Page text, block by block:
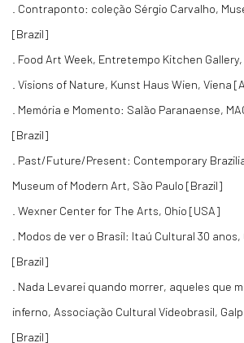
. Contraponto: coleção Sérgio Carvalho,
[Brazil]
. Food Art Week, Entretempo Kitchen
. Visions of Nature, Kunst Haus Wien, Viena
. Memória e Momento: Salão Paranaense,
[Brazil]
. Past/Future/Present: Contemporary
Museum of Modern Art, São Paulo [Brazil]
. Wexner Center for The Arts, Ohio [USA]
. Modos de ver o Brasil: Itaú Cultural 30 anos,
[Brazil]
. Nada Levarei quando morrer, aqueles que
inferno, Associação Cultural Videobrasil,
[Brazil]